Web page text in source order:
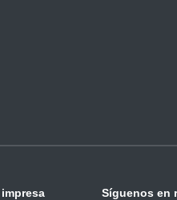
Síguenos en